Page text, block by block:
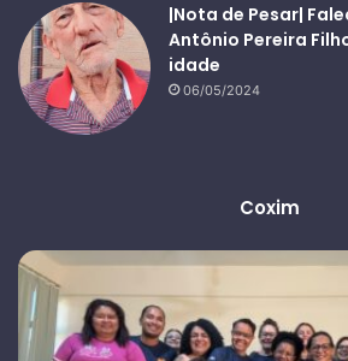
|Nota de Pesar|
Antônio Pereira
idade
06/05/2024
Coxim